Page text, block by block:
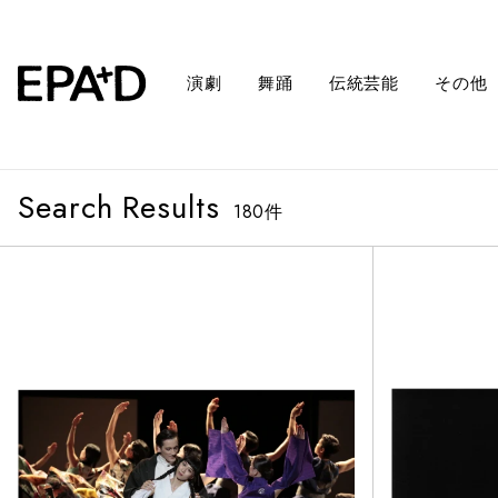
演劇 舞踊 伝統芸能 その他
Search Results 180件